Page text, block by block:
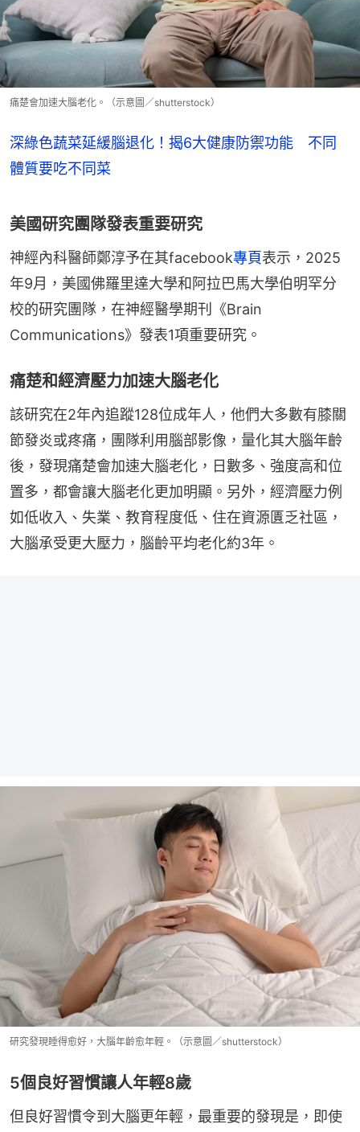
痛楚會加速大腦老化。（示意圖／shutterstock）
深綠色蔬菜延緩腦退化！揭6大健康防禦功能 不同
體質要吃不同菜
美國研究團隊發表重要研究
神經內科醫師鄭淳予在其facebook專頁表示，2025
年9月，美國佛羅里達大學和阿拉巴馬大學伯明罕分
校的研究團隊，在神經醫學期刊《Brain
Communications》發表1項重要研究。
痛楚和經濟壓力加速大腦老化
該研究在2年內追蹤128位成年人，他們大多數有膝關
節發炎或疼痛，團隊利用腦部影像，量化其大腦年齡
後，發現痛楚會加速大腦老化，日數多、強度高和位
置多，都會讓大腦老化更加明顯。另外，經濟壓力例
如低收入、失業、教育程度低、住在資源匱乏社區，
大腦承受更大壓力，腦齡平均老化約3年。
研究發現睡得愈好，大腦年齡愈年輕。（示意圖／shutterstock）
5個良好習慣讓人年輕8歲
但良好習慣令到大腦更年輕，最重要的發現是，即使